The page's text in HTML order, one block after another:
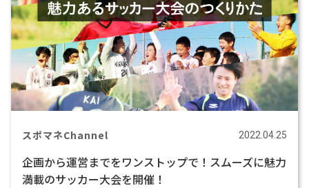
スポマネChannel 2022.04.25
企画から運営までをワンストップで！スムーズに魅力
満載のサッカー大会を開催！